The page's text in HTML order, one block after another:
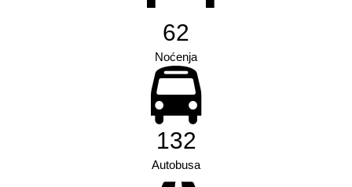
87
Noćenja
206
Autobusa